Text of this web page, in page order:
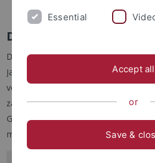
Die Ägyptische Sammlung
Der Grundstock der Sammlung
Jahrhunderts vor allem durch
von Sieglin, einem Industriellen aus
zählen die berühmte Opferkammer
Gize sowie der Kastensarg des Idi
mit einer nur selten bezeugten
Essential
Accept all
or
Save &